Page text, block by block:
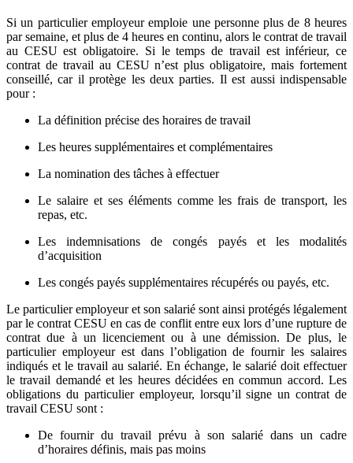
Si un particulier employeur emploie une personne plus de 8 heures
par semaine, et plus de 4 heures en continu, alors le contrat de travail
au CESU est obligatoire. Si le temps de travail est inférieur, ce
contrat de travail au CESU n’est plus obligatoire, mais fortement
conseillé, car il protège les deux parties. Il est aussi indispensable
pour :
La définition précise des horaires de travail
Les heures supplémentaires et complémentaires
La nomination des tâches à effectuer
Le salaire et ses éléments comme les frais de transport, les
repas, etc.
Les indemnisations de congés payés et les modalités
d’acquisition
Les congés payés supplémentaires récupérés ou payés, etc.
Le particulier employeur et son salarié sont ainsi protégés légalement
par le contrat CESU en cas de conflit entre eux lors d’une rupture de
contrat due à un licenciement ou à une démission. De plus, le
particulier employeur est dans l’obligation de fournir les salaires
indiqués et le travail au salarié. En échange, le salarié doit effectuer
le travail demandé et les heures décidées en commun accord. Les
obligations du particulier employeur, lorsqu’il signe un contrat de
travail CESU sont :
De fournir du travail prévu à son salarié dans un cadre
d’horaires définis, mais pas moins